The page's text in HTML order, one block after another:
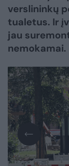
verslininkų
tualetus. Ir
jau
nemokamai.